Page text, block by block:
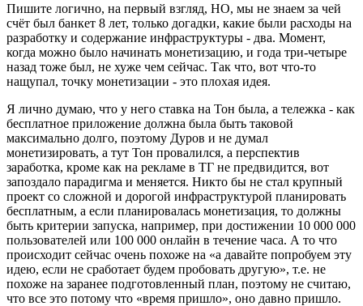
Пишите логично, на первый взгляд, НО, мы не знаем за чей
счёт был банкет 8 лет, только догадки, какие были расходы на
разработку и содержание инфраструктуры - два. Момент,
когда можно было начинать монетизацию, и года три-четыре
назад тоже был, не хуже чем сейчас. Так что, вот что-то
нащупал, точку монетизации - это плохая идея.
Я лично думаю, что у него ставка на Тон была, а тележка - как
бесплатное приложение должна была быть таковой
максимально долго, поэтому Дуров и не думал
монетизировать, а тут Тон провалился, а перспектив
заработка, кроме как на рекламе в ТГ не предвидится, вот
запоздало парадигма и меняется. Никто бы не стал крупный
проект со сложной и дорогой инфраструктурой планировать
бесплатным, а если планировалась монетизация, то должны
быть критерии запуска, например, при достижении 10 000 000
пользователей или 100 000 онлайн в течение часа. А то что
происходит сейчас очень похоже на «а давайте попробуем эту
идею, если не сработает будем пробовать другую», т.е. не
похоже на заранее подготовленный план, поэтому не считаю,
что все это потому что «время пришло», оно давно пришло.